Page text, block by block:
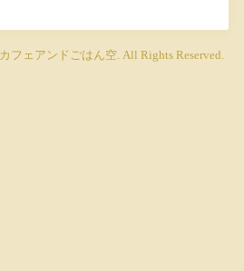
カフェアンドごはん空. All Rights Reserved.